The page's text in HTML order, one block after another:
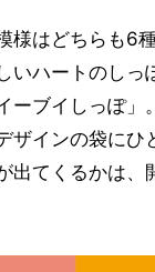
様はどちらも6
いハートのしっ
ーブイしっぽ」
ザインの袋にひ
出てくるかは、